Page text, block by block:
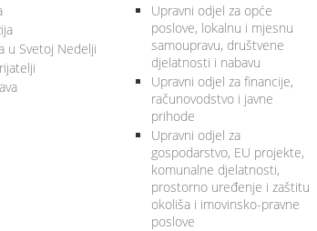
u Svetoj Nedelji
Upravni odjel za opće
poslove, lokalnu i mjesnu
samoupravu, društvene
djelatnosti i nabavu
Upravni odjel za financije,
računovodstvo i javne
prihode
Upravni odjel za
gospodarstvo, EU projekte,
komunalne djelatnosti,
prostorno uređenje i zaštitu
okoliša i imovinsko-pravne
poslove